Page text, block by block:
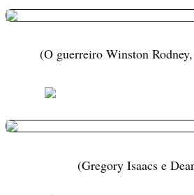
(O guerreiro Winston
(Gregory Isaacs e